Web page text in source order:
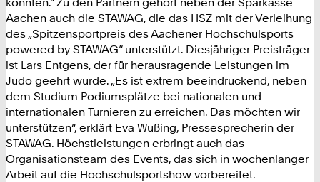
Aachen auch die STAWAG, die das HSZ mit der Verleihung
des „Spitzensportpreis des Aachener Hochschulsports
powered by STAWAG“ unterstützt. Diesjähriger Preisträger
ist Lars Entgens, der für herausragende Leistungen im
Judo geehrt wurde. „Es ist extrem beeindruckend, neben
dem Studium Podiumsplätze bei nationalen und
internationalen Turnieren zu erreichen. Das möchten wir
unterstützen“, erklärt Eva Wußing, Pressesprecherin der
STAWAG. Höchstleistungen erbringt auch das
Organisationsteam des Events, das sich in wochenlanger
Arbeit auf die Hochschulsportshow vorbereitet.